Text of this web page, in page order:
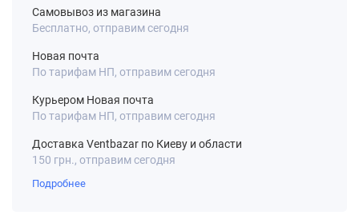
Самовывоз из магазина
Бесплатно, отправим сегодня
Новая почта
По тарифам НП, отправим сегодня
Курьером Новая почта
По тарифам НП, отправим сегодня
Доставка Ventbazar по Киеву и области
150 грн., отправим сегодня
Подробнее